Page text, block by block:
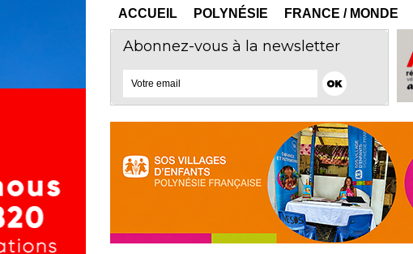
ACCUEIL POLYNÉSIE FRANCE / MONDE
Abonnez-vous à la newsletter